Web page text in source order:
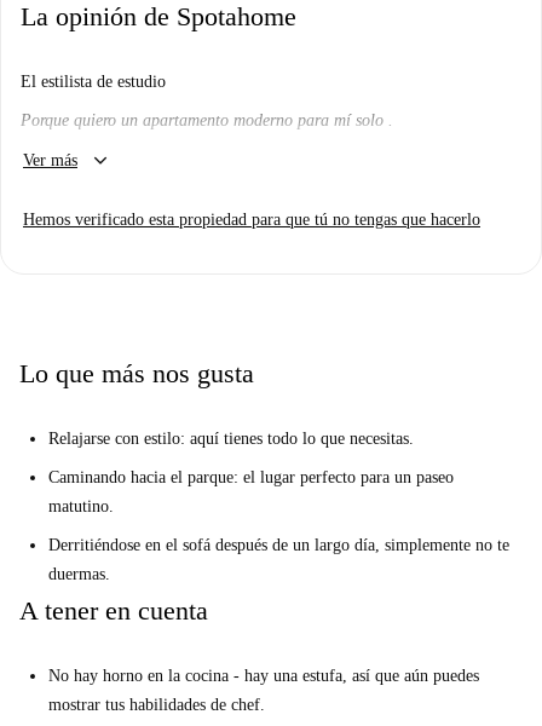
La opinión de Spotahome
El estilista de estudio
Porque quiero un apartamento moderno para mí solo .
¿Me gustará aquí?
Te encantará la decoración funky. Esta pequeña belleza tiene paredes de
excelente uso del espacio, y la iglesia tiene techos altos. Tendrás ganas de
Creemos que este apartamento es ideal para una pareja aventurera que
impresionantes parques públicos, excelentes museos y restaurantes
auténticos. No te aburrirás por aquí.
Sus 3 razones principales para alquilar aquí:
vista.
Ver más keyboard_arrow_down
Hemos verificado esta propiedad para que tú no tengas que hacerlo
Lo que más nos gusta
Relajarse con estilo: aquí tienes todo lo que necesitas.
Caminando hacia el parque: el lugar perfecto para un paseo
matutino.
Derritiéndose en el sofá después de un largo día, simplemente no te
duermas.
A tener en cuenta
No hay horno en la cocina - hay una estufa, así que aún puedes
mostrar tus habilidades de chef.